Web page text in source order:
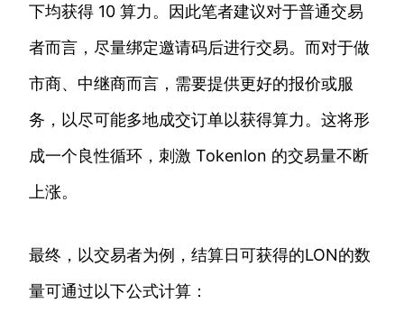
下均获得 10 算力。因此笔者建议对于普通交易
者而言，尽量绑定邀请码后进行交易。而对于做
市商、中继商而言，需要提供更好的报价或服
务，以尽可能多地成交订单以获得算力。这将形
成一个良性循环，刺激 Tokenlon 的交易量不断
上涨。
最终，以交易者为例，结算日可获得的LON的数
量可通过以下公式计算：